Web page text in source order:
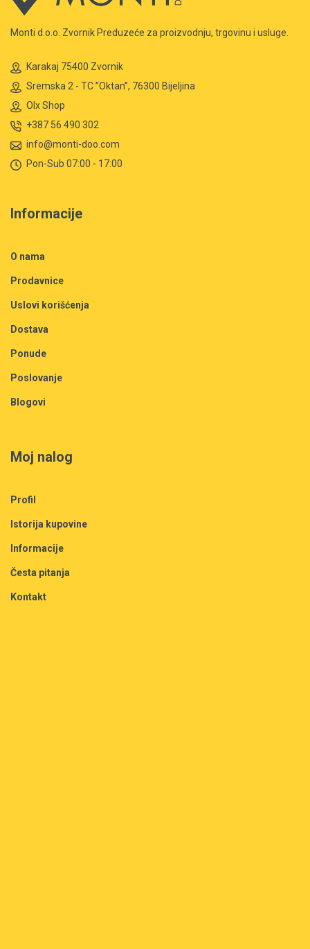
Monti d.o.o. Zvornik Preduzeće za proizvodnju, trgovinu i usluge.
Karakaj 75400 Zvornik
Sremska 2 - TC ”Oktan”, 76300 Bijeljina
Olx Shop
+387 56 490 302
info@monti-doo.com
Pon-Sub 07:00 - 17:00
Informacije
O nama
Prodavnice
Uslovi korišćenja
Dostava
Ponude
Poslovanje
Blogovi
Moj nalog
Profil
Istorija kupovine
Informacije
Česta pitanja
Kontakt